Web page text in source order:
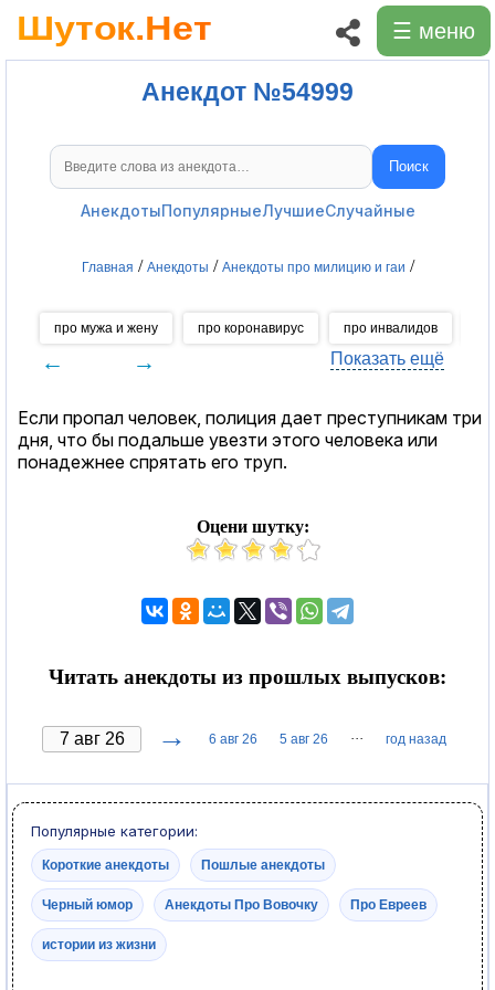
☰ меню
Анекдот №54999
Поиск анекдотов Поиск
АнекдотыПопулярныеЛучшиеСлучайные
Главная / Анекдоты / Анекдоты про милицию и гаи /
про мужа и жену про коронавирус про инвалидов
← → Показать ещё
Если пропал человек, полиция дает преступникам три
дня, что бы подальше увезти этого человека или
понадежнее спрятать его труп.
Оцени шутку:
Читать анекдоты из прошлых выпусков:
→ 6 авг 26 5 авг 26 ··· год назад
Популярные категории:
Короткие анекдоты Пошлые анекдоты
Черный юмор Анекдоты Про Вовочку Про Евреев
истории из жизни